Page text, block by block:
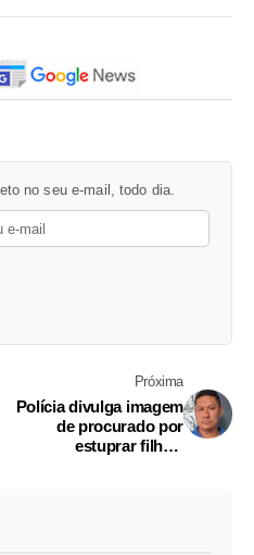
no seu e-mail, todo dia.
Próxima
Polícia divulga imagem
de procurado por
estuprar filha e